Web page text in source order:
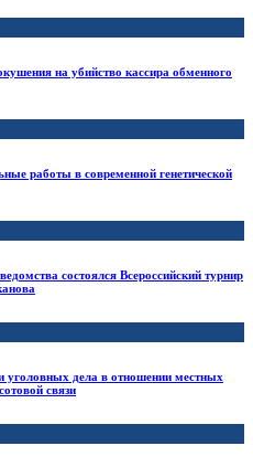
на убийство кассира обменного
работы в современной генетической
состоялся Всероссийский турнир
уголовных дела в отношении местных
связи